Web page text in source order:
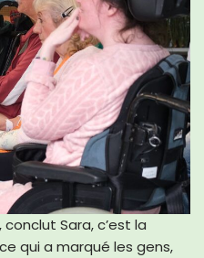
Sara, c’est la
qui a marqué les gens,